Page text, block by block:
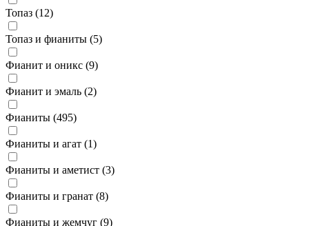
Топаз (12)
Топаз и фианиты (5)
Фианит и оникс (9)
Фианит и эмаль (2)
Фианиты (495)
Фианиты и агат (1)
Фианиты и аметист (3)
Фианиты и гранат (8)
Фианиты и жемчуг (9)